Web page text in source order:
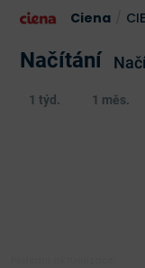
Ciena
Načítání
1 týd. 1 měs.